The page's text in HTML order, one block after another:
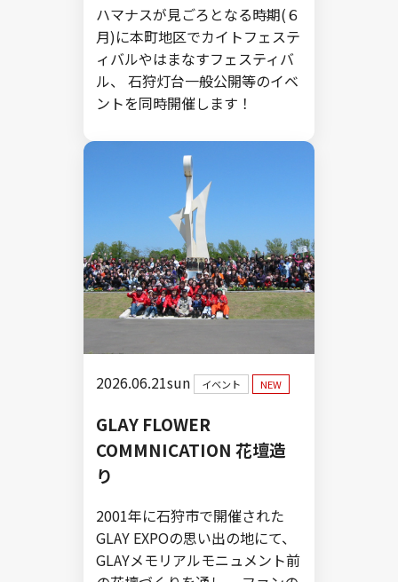
ハマナスが見ごろとなる時期(６
月)に本町地区でカイトフェステ
ィバルやはまなすフェスティバ
ル、 石狩灯台一般公開等のイベ
ントを同時開催します！
2026.06.21sun イベント NEW
GLAY FLOWER
COMMNICATION 花壇造
り
2001年に石狩市で開催された
GLAY EXPOの思い出の地にて、
GLAYメモリアルモニュメント前